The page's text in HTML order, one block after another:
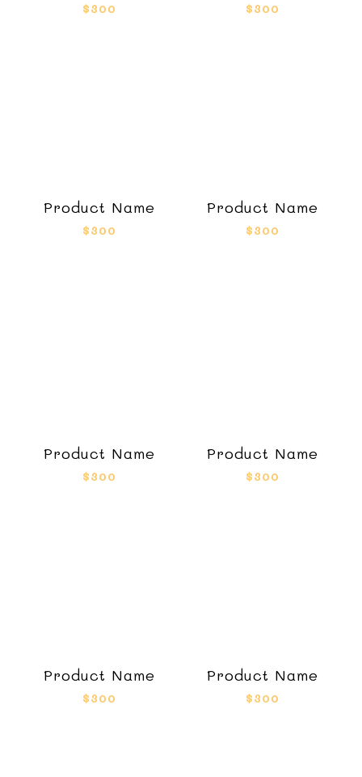
$300 $300
Product Name
$300
Product Name
$300
Product Name
$300
Product Name
$300
Product Name
$300
Product Name
$300